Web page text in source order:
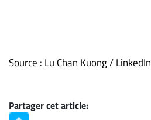
Source : Lu Chan Kuong / LinkedIn
Partager cet article: